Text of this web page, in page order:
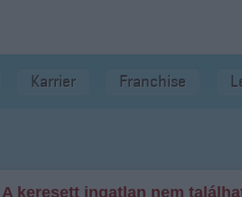
Karrier Franchise
A keresett ingatlan nem